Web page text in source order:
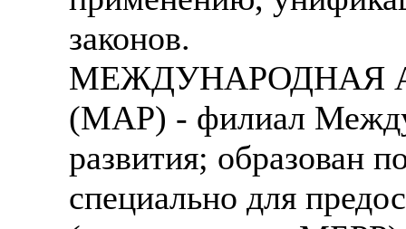
законов.
МЕЖДУНАРОДНАЯ
(MAP) - филиал
развития; образован
специально для